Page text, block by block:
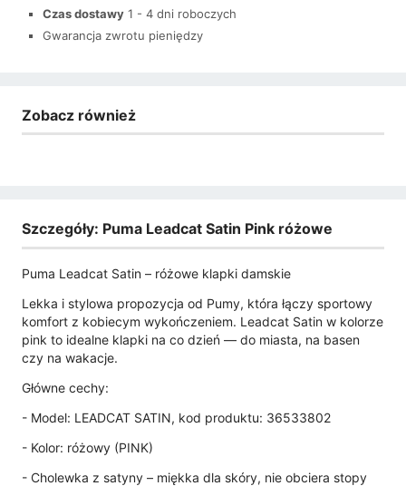
Czas dostawy 1 - 4 dni roboczych
Gwarancja zwrotu pieniędzy
Zobacz również
Szczegóły: Puma Leadcat Satin Pink różowe
Puma Leadcat Satin – różowe klapki damskie
Lekka i stylowa propozycja od Pumy, która łączy sportowy
komfort z kobiecym wykończeniem. Leadcat Satin w kolorze
pink to idealne klapki na co dzień — do miasta, na basen
czy na wakacje.
Główne cechy:
- Model: LEADCAT SATIN, kod produktu: 36533802
- Kolor: różowy (PINK)
- Cholewka z satyny – miękka dla skóry, nie obciera stopy